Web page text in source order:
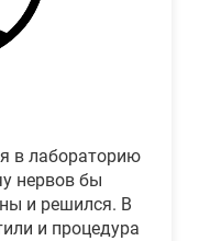
в лабораторию
нервов бы
и решился. В
и процедура